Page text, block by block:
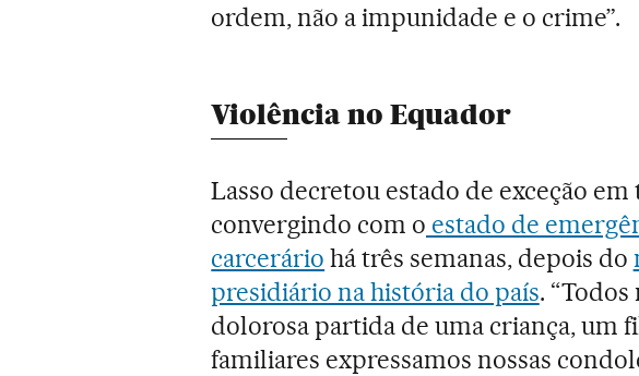
ordem, não a impunidade e o crime”.
Violência no Equador
Lasso decretou estado de exceção
convergindo com o estado de
carcerário há três semanas, depois do
presidiário na história do país.
dolorosa partida de uma criança, um
familiares expressamos nossas